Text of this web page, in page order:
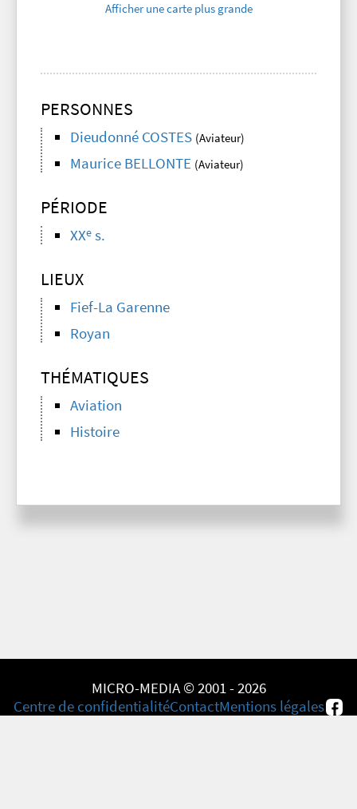
Afficher une carte plus grande
PERSONNES
Dieudonné COSTES (Aviateur)
Maurice BELLONTE (Aviateur)
PÉRIODE
XXe s.
LIEUX
Fief-La Garenne
Royan
THÉMATIQUES
Aviation
Histoire
MICRO-MEDIA © 2001 - 2026
Centre de confidentialitéContactMentions légales